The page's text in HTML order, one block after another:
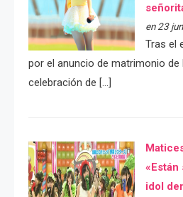
en 23
Tras el
por el anuncio de matrimonio de
celebración de […]
idol